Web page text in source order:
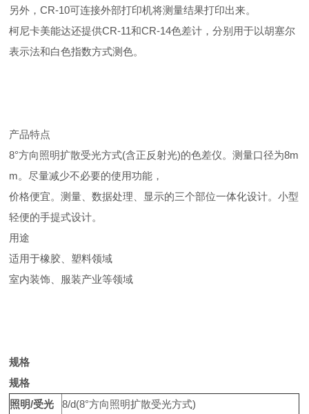
另外，CR-10可连接外部打印机将测量结果打印出来。
柯尼卡美能达还提供CR-11和CR-14色差计，分别用于以胡塞尔
表示法和白色指数方式测色。
产品特点
8°方向照明扩散受光方式(含正反射光)的色差仪。测量口径为8m
m。尽量减少不必要的使用功能，
价格便宜。测量、数据处理、显示的三个部位一体化设计。小型
轻便的手提式设计。
用途
适用于橡胶、塑料领域
室内装饰、服装产业等领域
规格
规格
照明/受光 8/d(8°方向照明扩散受光方式)